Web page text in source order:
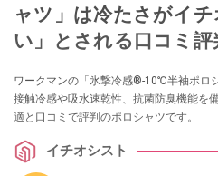
ャツ」は冷たさがイ
い」とされる口コミ評
ワークマンの「氷撃冷感®-10℃半袖ポロ
接触冷感や吸水速乾性、抗菌防臭機能を
適と口コミで評判のポロシャツです。
イチオシスト